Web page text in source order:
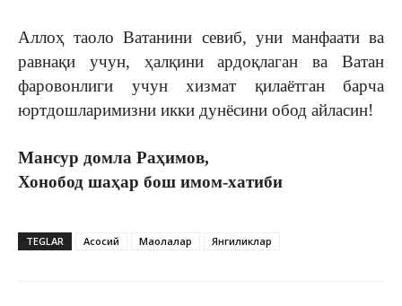
Аллоҳ таоло Ватанини севиб, уни манфаати ва
равнақи учун, ҳалқини ардоқлаган ва Ватан
фаровонлиги учун хизмат қилаётган барча
юртдошларимизни икки дунёсини обод айласин!
Мансур домла Раҳимов,
Хонобод шаҳар бош имом-хатиби
TEGLAR Асосий Мақолалар Янгиликлар